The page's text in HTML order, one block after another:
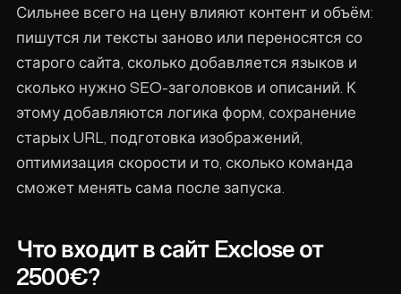
Сильнее всего на цену влияют контент и объём:
пишутся ли тексты заново или переносятся со
старого сайта, сколько добавляется языков и
сколько нужно SEO-заголовков и описаний. К
этому добавляются логика форм, сохранение
старых URL, подготовка изображений,
оптимизация скорости и то, сколько команда
сможет менять сама после запуска.
Что входит в сайт Exclose от
2500€?